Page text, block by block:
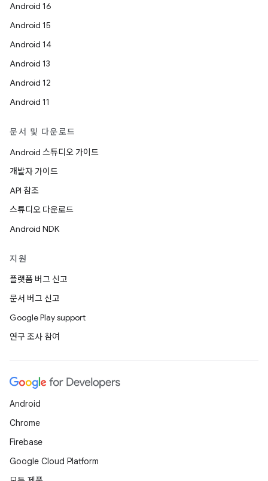
Android 16
Android 15
Android 14
Android 13
Android 12
Android 11
문서 및 다운로드
Android 스튜디오 가이드
개발자 가이드
API 참조
스튜디오 다운로드
Android NDK
지원
플랫폼 버그 신고
문서 버그 신고
Google Play support
연구 조사 참여
Android
Chrome
Firebase
Google Cloud Platform